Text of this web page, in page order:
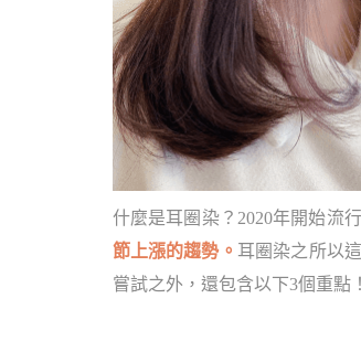
什麼是耳圈染？2020年開始流
節上漲的趨勢。 耳圈染之所以
嘗試之外，還包含以下3個重點！